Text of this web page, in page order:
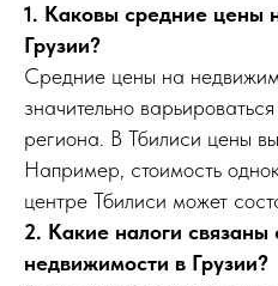
1. Каковы средние цены
Грузии?
Средние цены на
значительно
региона. В Тбилиси цены
Например, стоимость
центре Тбилиси может
2. Какие налоги связаны
недвижимости в Грузии?